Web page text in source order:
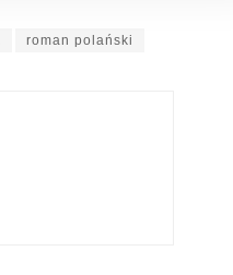
roman polański